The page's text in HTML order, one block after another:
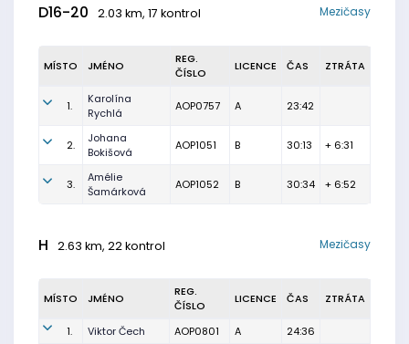
D16-20 2.03 km, 17 kontrol Mezičasy
MÍSTO JMÉNO
REG.
ČÍSLO
LICENCE ČAS ZTRÁTA
1.
Karolína
Rychlá
AOP0757 A 23:42
2.
Johana
Bokišová
AOP1051 B 30:13 + 6:31
3.
Amélie
Šamárková
AOP1052 B 30:34 + 6:52
H 2.63 km, 22 kontrol Mezičasy
MÍSTO JMÉNO
REG.
ČÍSLO
LICENCE ČAS ZTRÁTA
1. Viktor Čech AOP0801 A
24:36